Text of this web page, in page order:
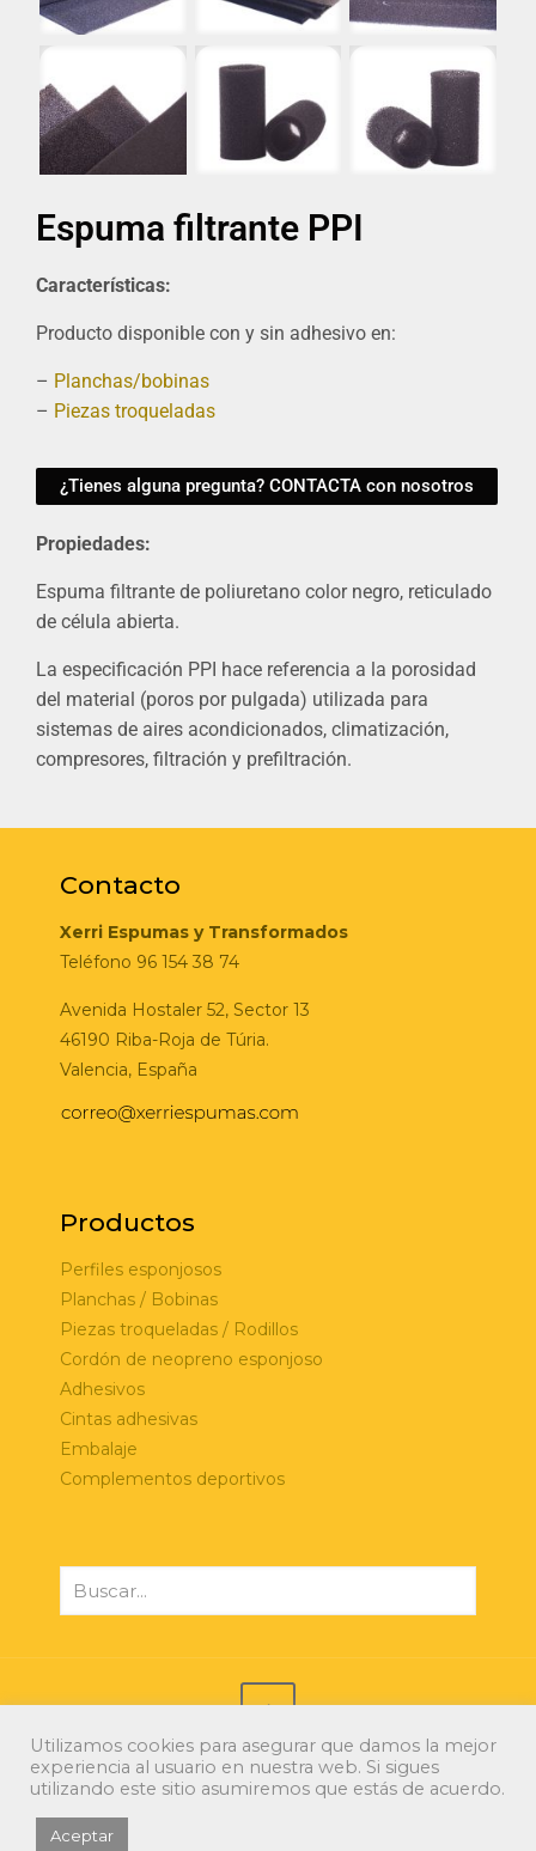
Espuma filtrante PPI
Características:
Producto disponible con y sin adhesivo en:
– Planchas/bobinas
– Piezas troqueladas
¿Tienes alguna pregunta? CONTACTA con nosotros
Propiedades:
Espuma filtrante de poliuretano color negro, reticulado
de célula abierta.
La especificación PPI hace referencia a la porosidad
del material (poros por pulgada) utilizada para
sistemas de aires acondicionados, climatización,
compresores, filtración y prefiltración.
Contacto
Xerri Espumas y Transformados
Teléfono 96 154 38 74
Avenida Hostaler 52, Sector 13
46190 Riba-Roja de Túria.
Valencia, España
Productos
Perfiles esponjosos
Planchas / Bobinas
Piezas troqueladas / Rodillos
Cordón de neopreno esponjoso
Adhesivos
Cintas adhesivas
Embalaje
Complementos deportivos
© 2021 Xerri Espumas. Todos los derechos
Diseño web: Kimo
Utilizamos cookies para asegurar que damos la mejor
experiencia al usuario en nuestra web. Si sigues
utilizando este sitio asumiremos que estás de acuerdo.
Aceptar